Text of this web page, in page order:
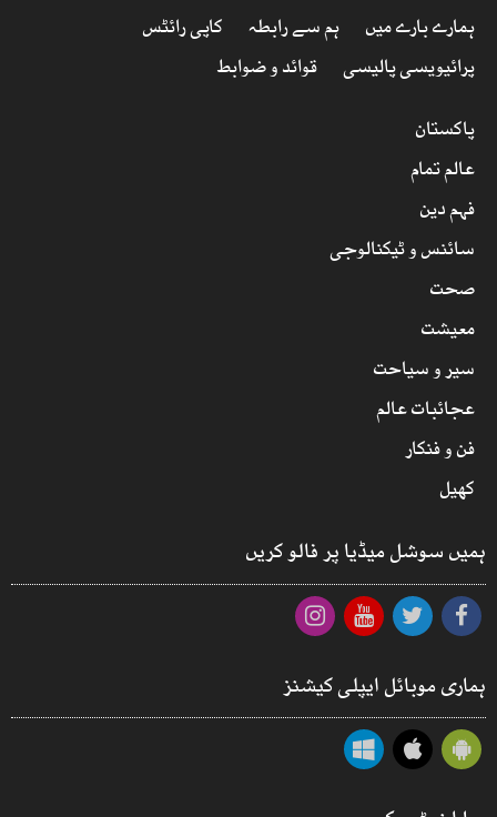
ہمارے بارے میں ہم سے رابطہ
کاپی رائٹس
پرائیویسی پالیسی
قوائد و ضوابط
پاکستان
عالم تمام
فہم دین
سائنس و ٹیکنالوجی
صحت
معیشت
سیر و سیاحت
عجائبات عالم
فن و فنکار
کھیل
ہمیں سوشل میڈیا پر فالو کریں
ہماری موبائل ایپلی کیشنز